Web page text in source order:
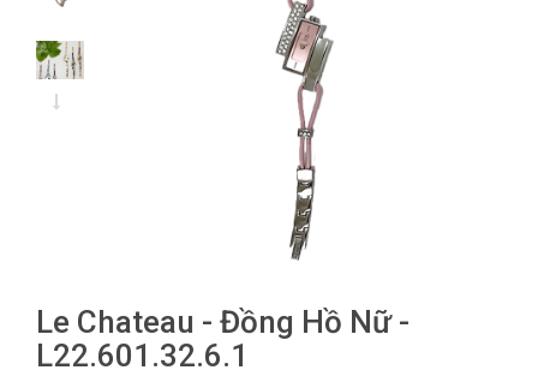
Le Chateau - Đồng Hồ Nữ -
L22.601.32.6.1